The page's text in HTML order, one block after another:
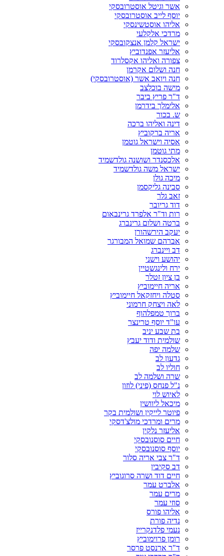
אשר וגיטל אוסטרובסקי
יוסף לייב אוסטרובסקי
אליהו אוסטשינסקי
מרדכי אלקלעי
ישראל קלמן אנצקובסקי
אליעזר אפנדוביץ
צפורה ואליהו אקסלרוד
חנה ושלום אקרמן
חנה ויואב אשר (אוסטרובסקי)
מישה בוכלצב
ד"ר פריץ ביבר
אלימלך בידרמן
ש. בכור
דינה ואליהו ברכה
אריה ברקוביץ
אסיה וישראל גוטמן
מתי גוטמן
אלכסנדר ושושנה גולדשמיד
ישראל משה גולדשמיד
מיכה גולן
סבינה גליקסמן
זאב גלר
דוד גריובר
רות וד"ר אלפרד גרינבאום
ברטה ושלום גרינברג
יעקב הירשהורן
אברהם שמואל המבורגר
דב ויינברג
יהושע וישני
ירח ולינגשטיין
בן ציון זטלר
אריה חיימוביץ
סטלה ויחזקאל חיימוביץ
לאה ויצחק חרמוני
ברוך טמפלהוף
עו"ד יוסף טרינצר
בת שבע יניב
שולמית ודוד יעבץ
שלמה יפה
גדעון לב
חוליו לב
שרה ושלמה לב
נ"ל פנחס (פיני) לוזון
לאיוש לוי
מיכאל ליוושין
פיוטר לייקין ושולמית בקר
מרים ומרדכי מולצ'דסקי
אליעזר נלקין
חיים סוסנובסקי
יוסף סוסנובסקי
ד"ר צבי אריה סלור
דב סקיבין
חיים דוד ושרה סרוגוביץ
אלברט עמר
מרים עמר
סוזי עמר
אליהו פורס
נדיה פורת
נעמי פלדנקרייז
רומן פרוימוביץ
ד"ר ארנסט פרסר